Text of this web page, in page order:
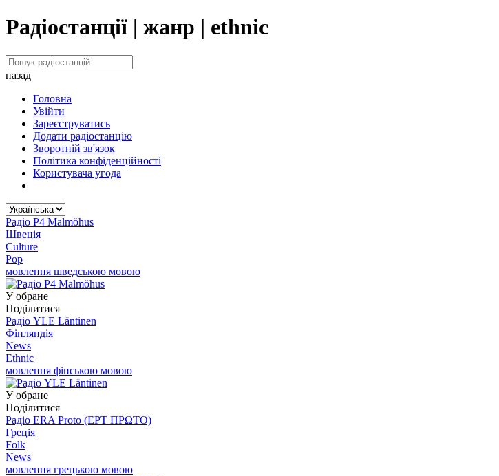
Радіостанції | жанр | ethnic
назад
Головна
Увійти
Зареєструватись
Додати радіостанцію
Зворотній зв'язок
Політика конфіденційності
Користувача угода
Радіо P4 Malmöhus
Швеція
Culture
Pop
мовлення шведською мовою
У обране
Поділитися
Радіо YLE Läntinen
Фінляндія
News
Ethnic
мовлення фінською мовою
У обране
Поділитися
Радіо ERA Proto (ΕΡΤ ΠΡΩΤΟ)
Греція
Folk
News
мовлення грецькою мовою